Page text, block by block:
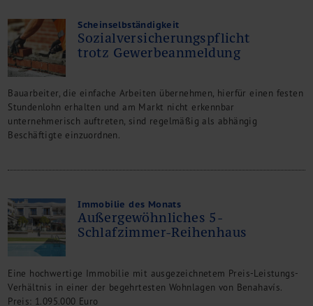
Scheinselbständigkeit
Sozialversicherungspflicht
trotz Gewerbeanmeldung
Bauarbeiter, die einfache Arbeiten übernehmen, hierfür einen festen
Stundenlohn erhalten und am Markt nicht erkennbar
unternehmerisch auftreten, sind regelmäßig als abhängig
Beschäftigte einzuordnen.
Immobilie des Monats
Außergewöhnliches 5-
Schlafzimmer-Reihenhaus
Eine hochwertige Immobilie mit ausgezeichnetem Preis-Leistungs-
Verhältnis in einer der begehrtesten Wohnlagen von Benahavís.
Preis: 1.095.000 Euro